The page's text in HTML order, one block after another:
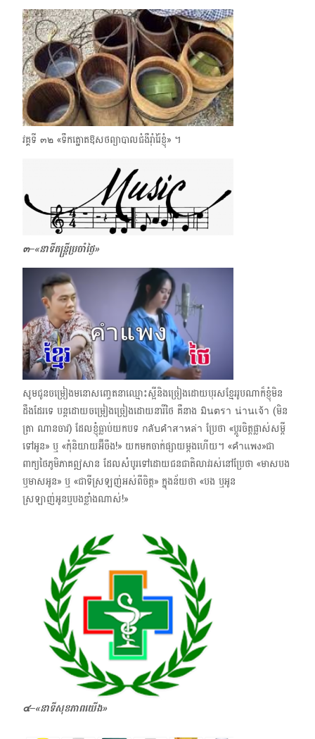
វគ្គទី ๓๒ «ទឹកត្នោតឱសថព្យាបាលជំងឺរ៉ាំរ៉ៃខ្ញុំ» ។​
๓–«នាទីតន្ត្រីប្រចាំថ្ងៃ»
សូមជូនចម្រៀងមនោសញ្ចេតនាឈ្មោះស្អីនិងច្រៀងដោយ​បុរសខ្មែររូបណាក៏ខ្ញុំមិន
ដឹងដែរទេ បន្តដោយចម្រៀងច្រៀងដោយនារីថៃ គឺនាង​ มินตรา น่านเจ้า (មិន
ត្រា ណានចាវ) ដែលខ្ញុំធ្លាប់យកបទ กลับคำสาหล่า ប្រែថា «ប្ដូរចិត្តផ្លាស់សម្ដី
ទៅអូន» ឬ «កុំនិយាយអ៊ីចឹង!» យកមកចាក់ផ្សាយម្ដងហើយ។ «คำแพง»​​ជា
ពាក្យថៃភូមិភាគឦសាន ដែលសំបូរទៅដោយជនជាតិលាវរស់នៅប្រែថា «មាសបង
​ឬមាសអូន​» ឬ «ជាទីស្រឡញ់អស់ពីចិត្ត» ​​ក្នុងន័យថា «បង ​ឬ​អូន
ស្រឡាញ់អូនឬបងខ្លាំងណាស់!​​»
๔–«នាទីសុខភាពយើង»